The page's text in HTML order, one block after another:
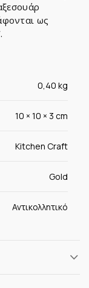
ως
0,40 kg
10 × 10 × 3 cm
Kitchen Craft
Gold
Αντικολλητικό